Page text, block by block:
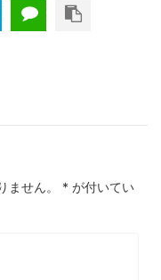
ません。 * が付いてい